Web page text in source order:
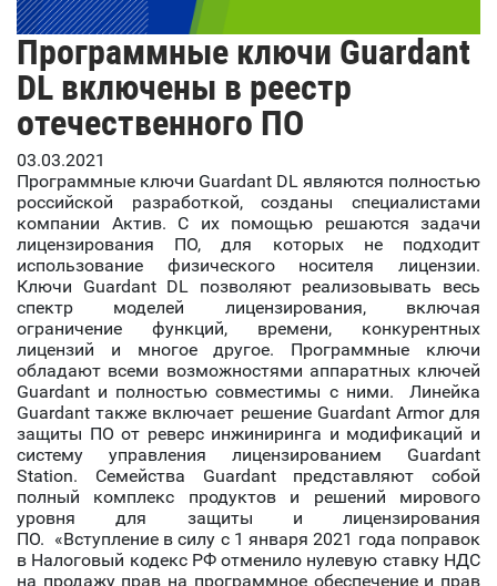
Программные ключи Guardant
DL включены в реестр
отечественного ПО
03.03.2021
Программные ключи Guardant DL являются полностью
российской разработкой, созданы специалистами
компании Актив. С их помощью решаются задачи
лицензирования ПО, для которых не подходит
использование физического носителя лицензии.
Ключи Guardant DL позволяют реализовывать весь
спектр моделей лицензирования, включая
ограничение функций, времени, конкурентных
лицензий и многое другое. Программные ключи
обладают всеми возможностями аппаратных ключей
Guardant и полностью совместимы с ними. Линейка
Guardant также включает решение Guardant Armor для
защиты ПО от реверс инжиниринга и модификаций и
систему управления лицензированием Guardant
Station. Семейства Guardant представляют собой
полный комплекс продуктов и решений мирового
уровня для защиты и лицензирования
ПО. «Вступление в силу с 1 января 2021 года поправок
в Налоговый кодекс РФ отменило нулевую ставку НДС
на продажу прав на программное обеспечение и прав